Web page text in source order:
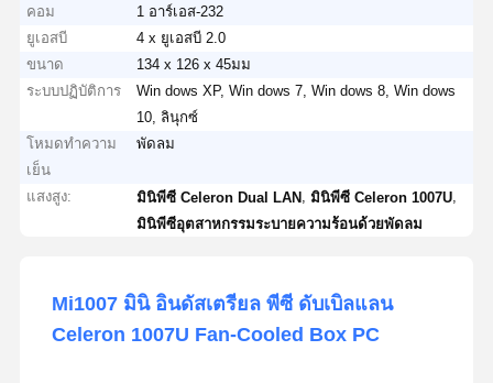
คอม
1 อาร์เอส-232
ยูเอสบี
4 x ยูเอสบี 2.0
ขนาด
134 x 126 x 45มม
ระบบปฏิบัติการ
Win dows XP, Win dows 7, Win dows 8, Win dows
10, ลินุกซ์
โหมดทำความ
เย็น
พัดลม
แสงสูง: มินิพีซี Celeron Dual LAN ,มินิพีซี Celeron 1007U
มินิพีซีอุตสาหกรรมระบายความร้อนด้วยพัดลม
Mi1007 มินิ อินดัสเตรียล พีซี ดับเบิลแลน
Celeron 1007U Fan-Cooled Box PC